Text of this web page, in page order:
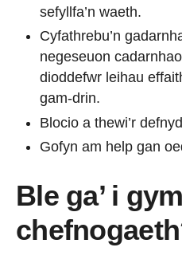
sefyllfa’n waeth.
Cyfathrebu’n
negeseuon
dioddefwr leihau
gam-drin.
Blocio a thewi’r
Gofyn am help gan
Ble ga’ i